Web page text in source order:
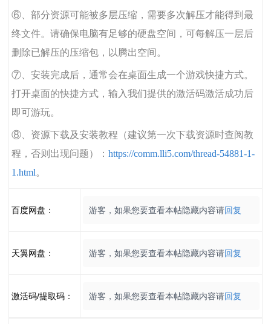
⑥、部分资源可能被多层压缩，需要多次解压才能得到最
终文件。请确保电脑有足够的硬盘空间，可每解压一层后
删除已解压的压缩包，以腾出空间。
⑦、安装完成后，通常会在桌面生成一个游戏快捷方式。
打开桌面的快捷方式，输入我们提供的激活码激活成功后
即可游玩。
⑧、资源下载及安装教程（建议第一次下载资源时查阅教
程，否则出现问题）： https://comm.lli5.com/thread-54881-1-
1.html。
百度网盘： 游客，如果您要查看本帖隐藏内容请回复
天翼网盘： 游客，如果您要查看本帖隐藏内容请回复
激活码/提取码： 游客，如果您要查看本帖隐藏内容请回复